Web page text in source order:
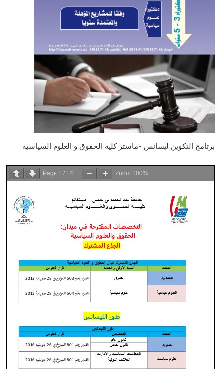
برتامج التكوين ليسانس -ماستر كلية الحقوق و العلوم السياسية
Page 1 / 14 Zoom 100%